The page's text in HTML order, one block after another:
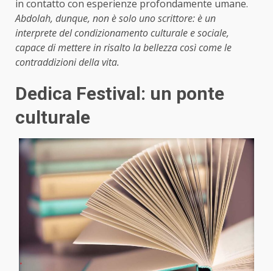
in contatto con esperienze profondamente umane.
Abdolah, dunque, non è solo uno scrittore: è un
interprete del condizionamento culturale e sociale,
capace di mettere in risalto la bellezza così come le
contraddizioni della vita.
Dedica Festival: un ponte
culturale